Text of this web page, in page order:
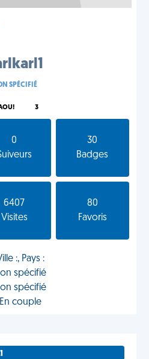
SPÉCIFIÉ
3
0
30
Badges
6407
Visites
80
Favoris
:, Pays :
spécifié
spécifié
En couple